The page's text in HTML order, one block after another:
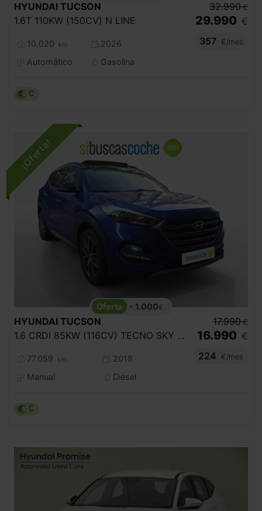
HYUNDAI TUCSON
1.6T 110KW (150CV) N LINE
10.020 km
2026
Automático
Gasolina
32.990 €
29.990 €
357
€/mes
C
- 1.000€
HYUNDAI TUCSON
1.6 CRDI 85KW (116CV) TECNO SKY SAFE 4X2
77.059 km
2018
Manual
Diésel
17.990 €
16.990 €
224
€/mes
C